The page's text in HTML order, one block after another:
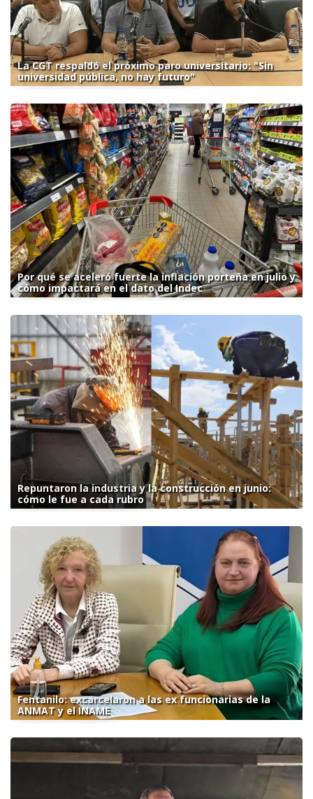
La CGT respaldó el próximo paro universitario: "Sin
universidad pública, no hay futuro"
Por qué se aceleró fuerte la inflación porteña en julio y
cómo impactará en el dato del Indec
Repuntaron la industria y la construcción en junio:
cómo le fue a cada rubro
Fentanilo: excarcelaron a las ex funcionarias de la
ANMAT y el INAME